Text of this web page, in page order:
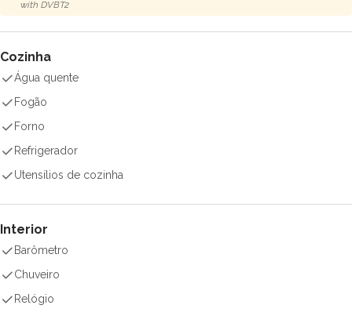
with DVBT2
Cozinha
Água quente
Fogão
Forno
Refrigerador
Utensílios de cozinha
Interior
Barômetro
Chuveiro
Relógio